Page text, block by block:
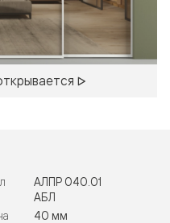
АЛПР 040.01
АБЛ
40 мм